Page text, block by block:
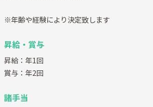
※年齢や経験により決定致します
昇給・賞与
昇給：年1回
賞与：年2回
諸手当